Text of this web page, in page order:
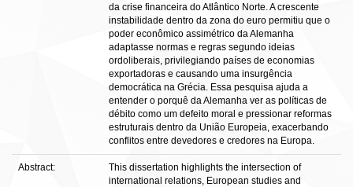
da crise financeira do Atlântico Norte. A crescente
instabilidade dentro da zona do euro permitiu que o
poder econômico assimétrico da Alemanha
adaptasse normas e regras segundo ideias
ordoliberais, privilegiando países de economias
exportadoras e causando uma insurgência
democrática na Grécia. Essa pesquisa ajuda a
entender o porquê da Alemanha ver as políticas de
débito como um defeito moral e pressionar reformas
estruturais dentro da União Europeia, exacerbando
conflitos entre devedores e credores na Europa.
Abstract:
This dissertation highlights the intersection of
international relations, European studies and